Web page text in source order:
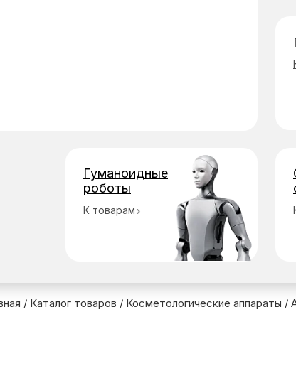
К товарам
Гуманоидные
роботы
/ Каталог товаров / Косметологические аппараты /